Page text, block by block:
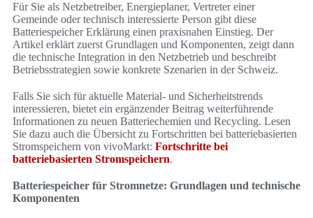
Für Sie als Netzbetreiber, Energieplaner, Vertreter einer
Gemeinde oder technisch interessierte Person gibt diese
Batteriespeicher Erklärung einen praxisnahen Einstieg. Der
Artikel erklärt zuerst Grundlagen und Komponenten, zeigt dann
die technische Integration in den Netzbetrieb und beschreibt
Betriebsstrategien sowie konkrete Szenarien in der Schweiz.
Falls Sie sich für aktuelle Material‑ und Sicherheitstrends
interessieren, bietet ein ergänzender Beitrag weiterführende
Informationen zu neuen Batteriechemien und Recycling. Lesen
Sie dazu auch die Übersicht zu Fortschritten bei batteriebasierten
Stromspeichern von vivoMarkt: Fortschritte bei
batteriebasierten Stromspeichern.
Batteriespeicher für Stromnetze: Grundlagen und technische
Komponenten